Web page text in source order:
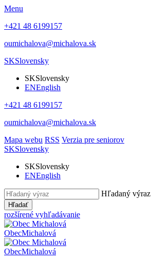
Menu
+421 48 6199157
oumichalova@michalova.sk
SKSlovensky
SKSlovensky
ENEnglish
+421 48 6199157
oumichalova@michalova.sk
Mapa webu RSS Verzia pre seniorov
SKSlovensky
SKSlovensky
ENEnglish
Hľadaný výraz
Hľadať
rozšírené vyhľadávanie
ObecMichalová
ObecMichalová